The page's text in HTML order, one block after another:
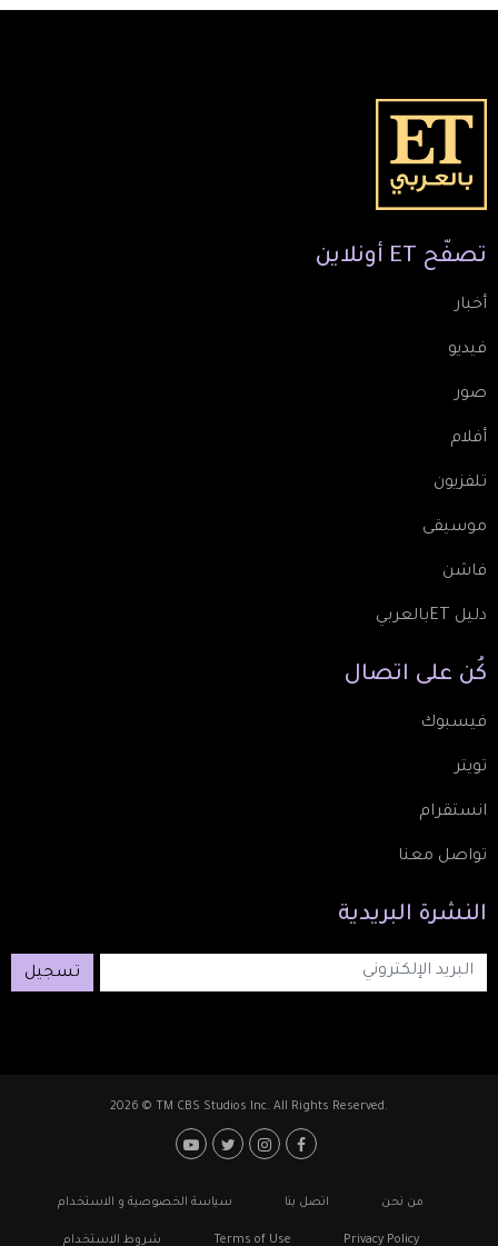
تصفّح ET أونلاين
أخبار
فيديو
صور
أفلام
تلفزيون
موسيقى
فاشن
دليل ETبالعربي
كُن على اتصال
فيسبوك
تويتر
انستقرام
تواصل معنا
النشرة البريدية
تسجيل
2026 © TM CBS Studios Inc. All Rights Reserved.
Footer: Social Media
Footerمن نحن اتصل بنا سياسة الخصوصية و الاستخدام
Privacy Policy
Terms of Use شروط الاستخدام